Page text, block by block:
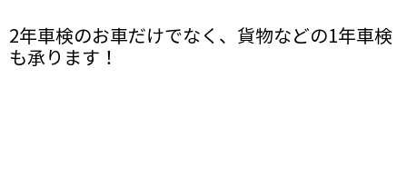
2年車検のお車だけでなく、貨物などの1年車検
も承ります！